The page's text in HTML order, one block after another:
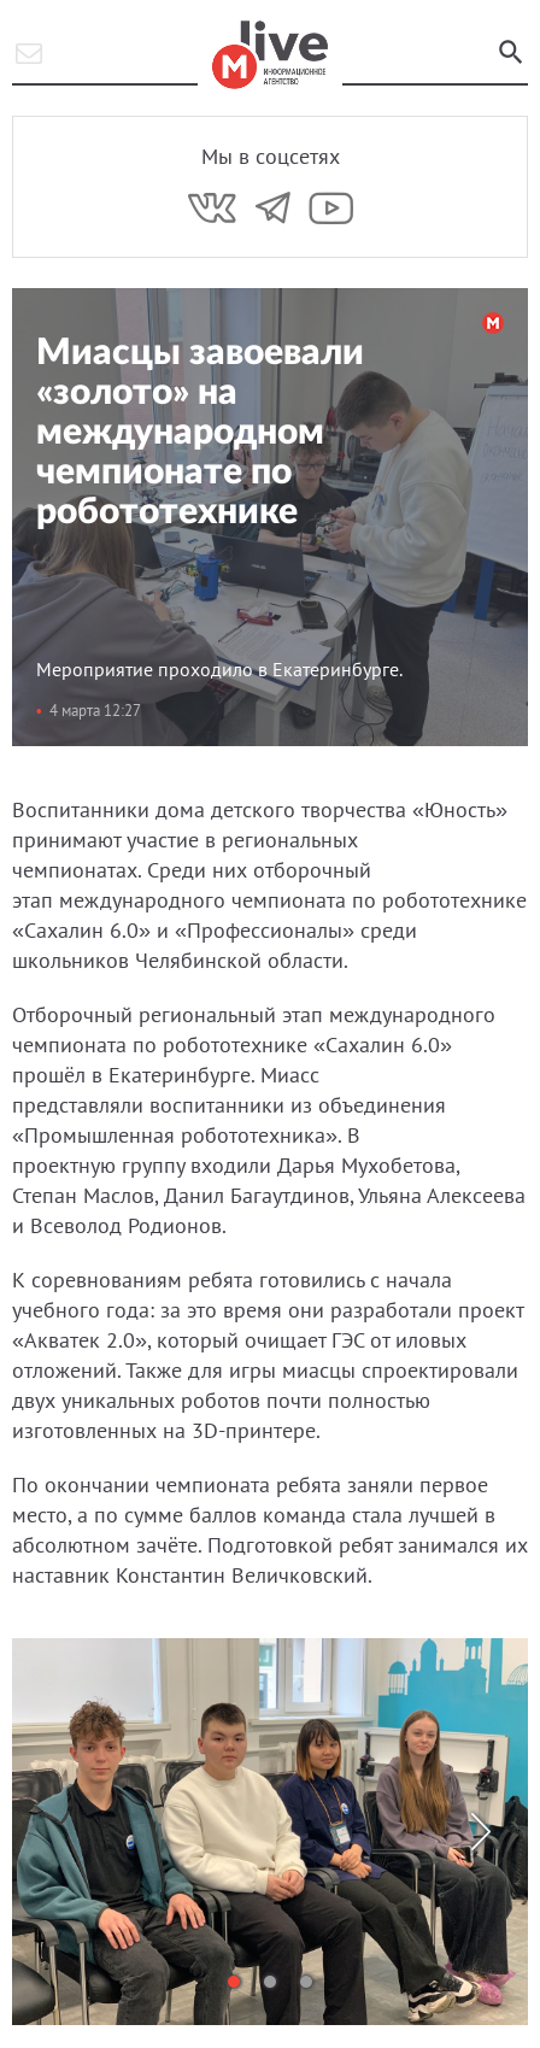
Мы в соцсетях
Миасцы завоевали
«золото» на
международном
чемпионате по
робототехнике
Мероприятие проходило в Екатеринбурге.
4 марта 12:27
Воспитанники дома детского творчества «Юность»
принимают участие в региональных
чемпионатах. Среди них отборочный
этап международного чемпионата по робототехнике
«Сахалин 6.0» и «Профессионалы» среди
школьников Челябинской области.
Отборочный региональный этап международного
чемпионата по робототехнике «Сахалин 6.0»
прошёл в Екатеринбурге. Миасс
представляли воспитанники из объединения
«Промышленная робототехника». В
проектную группу входили Дарья Мухобетова,
Степан Маслов, Данил Багаутдинов, Ульяна Алексеева
и Всеволод Родионов.
К соревнованиям ребята готовились с начала
учебного года: за это время они разработали проект
«Акватек 2.0», который очищает ГЭС от иловых
отложений. Также для игры миасцы спроектировали
двух уникальных роботов почти полностью
изготовленных на 3D-принтере.
По окончании чемпионата ребята заняли первое
место, а по сумме баллов команда стала лучшей в
абсолютном зачёте. Подготовкой ребят занимался их
наставник Константин Величковский.